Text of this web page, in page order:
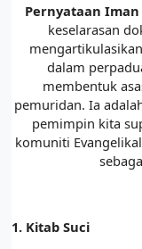
Pernyataan
keselarasan
dalam
membentuk
pemuridan. Ia
pemimpin kita
komuniti
1. Kitab Suci